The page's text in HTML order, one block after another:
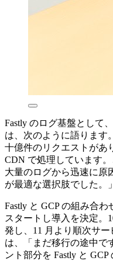
Fastly のログ基盤として
は、次のように語ります
十億件のリクエストがあ
CDN で処理しています
大量のログから迅速に原
が最適な選択肢でした。」
Fastly と GCP の組み合
スタートし導入を決定。
発し、11 月より順次サ
は、「まだ移行の途中で
ント部分を Fastly と